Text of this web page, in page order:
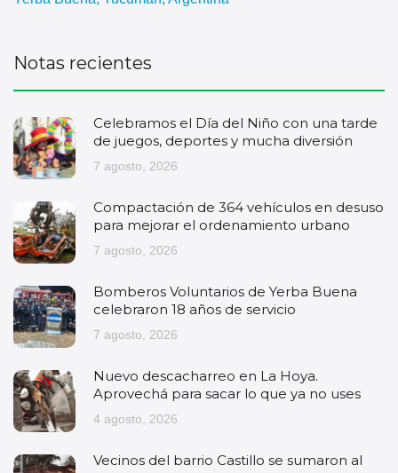
Notas recientes
Celebramos el Día del Niño con una tarde
de juegos, deportes y mucha diversión
7 agosto, 2026
Compactación de 364 vehículos en desuso
para mejorar el ordenamiento urbano
7 agosto, 2026
Bomberos Voluntarios de Yerba Buena
celebraron 18 años de servicio
7 agosto, 2026
Nuevo descacharreo en La Hoya.
Aprovechá para sacar lo que ya no uses
4 agosto, 2026
Vecinos del barrio Castillo se sumaron al